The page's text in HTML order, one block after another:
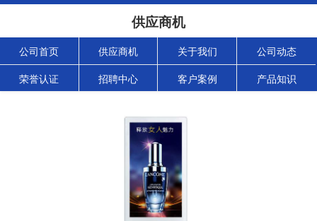
供应商机
公司首页 供应商机 关于我们 公司动态
荣誉认证 招聘中心 客户案例 产品知识